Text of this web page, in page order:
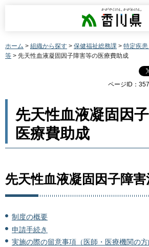
香川県
ホーム > 組織から探す > 保健福祉総務課 > 特定疾
等 > 先天性血液凝固因子障害等の医療費助成
ページID：
先天性血液凝固因
医療費助成
先天性血液凝固因子障
制度の概要
申請手続き
実施の際の留意事項（医師・医療機関の方